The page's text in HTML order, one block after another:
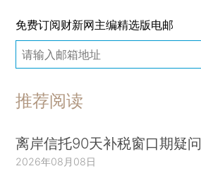
免费订阅财新网主编精选版电邮
推荐阅读
离岸信托90天补税窗口期疑问
2026年08月08日